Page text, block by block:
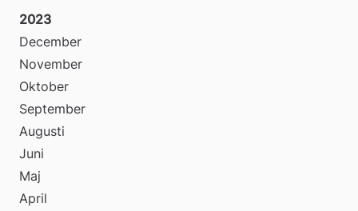
2023
December
November
Oktober
September
Augusti
Juni
Maj
April